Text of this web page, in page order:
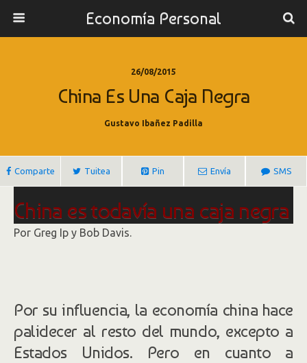
Economía Personal
26/08/2015
China Es Una Caja Negra
Gustavo Ibañez Padilla
Comparte Tuitea Pin Envía SMS
China es todavía una caja negra
para el resto del mundo
Por Greg Ip y Bob Davis.
Por su influencia, la economía china hace
palidecer al resto del mundo, excepto a
Estados Unidos. Pero en cuanto a